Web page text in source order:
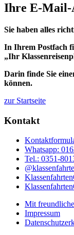
Ihre E-Mail-
Sie haben alles
In Ihrem Postfach
„Ihr
Darin finde Sie
können.
zur Startseite
Kontakt
Whatsapp:
Tel.: 0351-
Mit
Impressum